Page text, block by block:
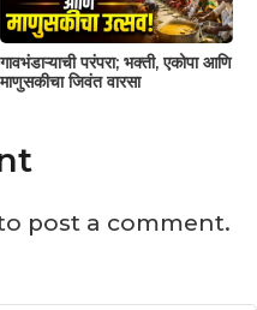
गावभंडाऱ्याची परंपरा; भक्ती, एकोपा आणि
माणुसकीचा जिवंत वारसा
post a comment.